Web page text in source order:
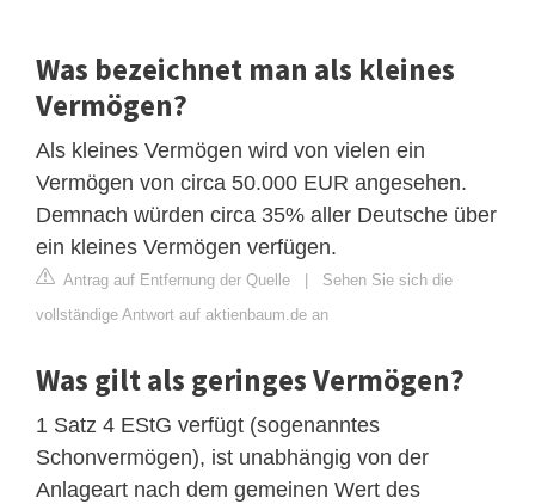
Was bezeichnet man als kleines
Vermögen?
Als kleines Vermögen wird von vielen ein
Vermögen von circa 50.000 EUR angesehen.
Demnach würden circa 35% aller Deutsche über
ein kleines Vermögen verfügen.
Antrag auf Entfernung der Quelle
Sehen Sie sich die
vollständige Antwort auf aktienbaum.de an
Was gilt als geringes Vermögen?
1 Satz 4 EStG verfügt (sogenanntes
Schonvermögen), ist unabhängig von der
Anlageart nach dem gemeinen Wert des